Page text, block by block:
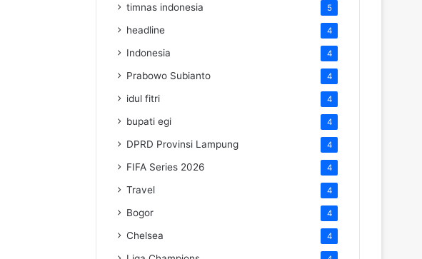
timnas indonesia 5
headline 4
Indonesia 4
Prabowo Subianto 4
idul fitri 4
bupati egi 4
DPRD Provinsi Lampung 4
FIFA Series 2026 4
Travel 4
Bogor 4
Chelsea 4